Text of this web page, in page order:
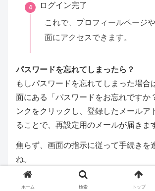
4 ログイン完了
これで、プロフィールページ
面にアクセスできます。
パスワードを忘れてしまったら？
もしパスワードを忘れてしまった場合
面にある「パスワードをお忘れですか
ンクをクリックし、登録したメールア
ることで、再設定用のメールが届きま
焦らず、画面の指示に従って手続きを
ね。
ホーム 検索 トップ